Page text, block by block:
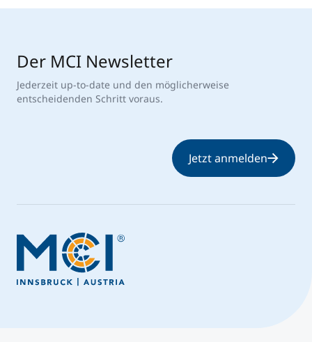
Der MCI Newsletter
Jederzeit up-to-date und den möglicherweise
entscheidenden Schritt voraus.
Jetzt anmelden